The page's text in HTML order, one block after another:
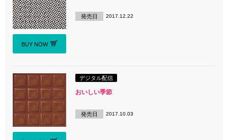
BUY NOW
発売日 2017.12.22
デジタル配信
おいしい季節
発売日 2017.10.03